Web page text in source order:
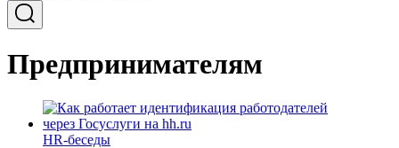
Предпринимателям
HR-беседы